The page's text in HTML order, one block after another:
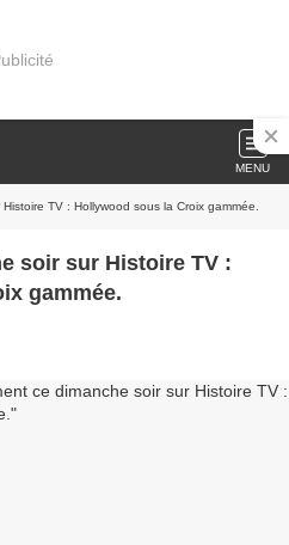
MENU
TV : Hollywood sous la Croix gammée.
soir sur Histoire TV :
gammée.